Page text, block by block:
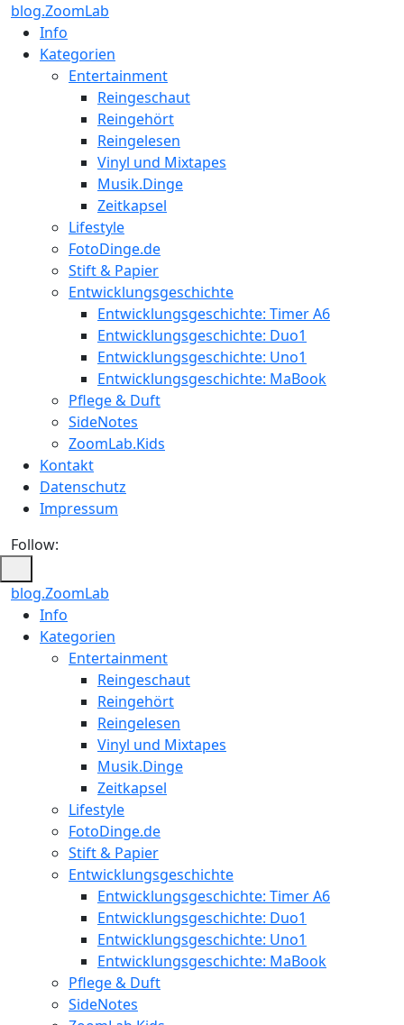
blog.ZoomLab
Info
Kategorien
Entertainment
Reingeschaut
Reingehört
Reingelesen
Vinyl und Mixtapes
Musik.Dinge
Zeitkapsel
Lifestyle
FotoDinge.de
Stift & Papier
Entwicklungsgeschichte
Entwicklungsgeschichte: Timer A6
Entwicklungsgeschichte: Duo1
Entwicklungsgeschichte: Uno1
Entwicklungsgeschichte: MaBook
Pflege & Duft
SideNotes
ZoomLab.Kids
Kontakt
Datenschutz
Impressum
Follow:
blog.ZoomLab
Info
Kategorien
Entertainment
Reingeschaut
Reingehört
Reingelesen
Vinyl und Mixtapes
Musik.Dinge
Zeitkapsel
Lifestyle
FotoDinge.de
Stift & Papier
Entwicklungsgeschichte
Entwicklungsgeschichte: Timer A6
Entwicklungsgeschichte: Duo1
Entwicklungsgeschichte: Uno1
Entwicklungsgeschichte: MaBook
Pflege & Duft
SideNotes